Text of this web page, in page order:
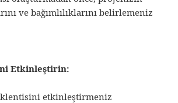
ve bağımlılıklarını belirlemeniz
Etkinleştirin:
etkinleştirmeniz